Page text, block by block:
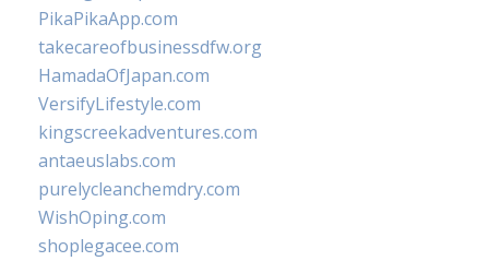
PikaPikaApp.com
takecareofbusinessdfw.org
HamadaOfJapan.com
VersifyLifestyle.com
kingscreekadventures.com
antaeuslabs.com
purelycleanchemdry.com
WishOping.com
shoplegacee.com